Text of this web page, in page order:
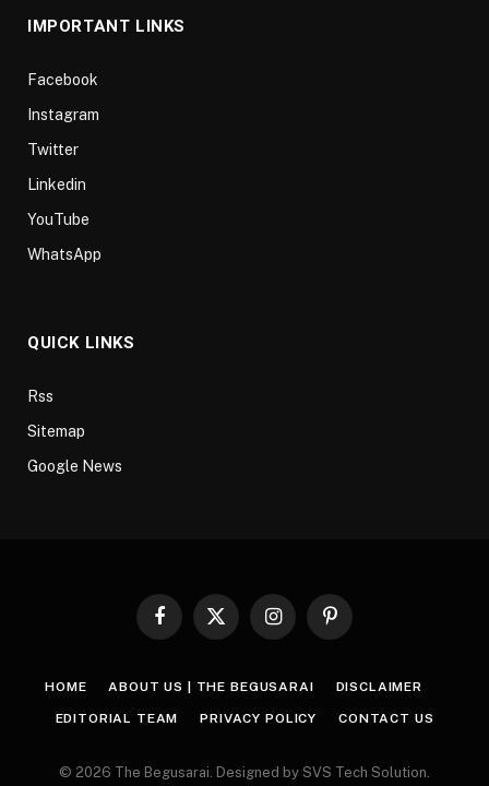
IMPORTANT LINKS
Facebook
Instagram
Twitter
Linkedin
YouTube
WhatsApp
QUICK LINKS
Rss
Sitemap
Google News
Facebook
X
InstagramPinterest
HOME ABOUT US | THE BEGUSARAI DISCLAIMER
EDITORIAL TEAM PRIVACY POLICY CONTACT US
© 2026 The Begusarai. Designed by SVS Tech Solution.